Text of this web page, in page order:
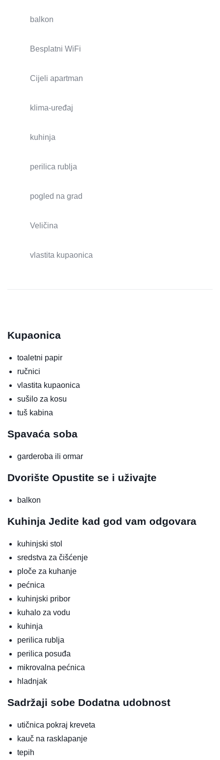
balkon
Besplatni WiFi
Cijeli apartman
klima-uređaj
kuhinja
perilica rublja
pogled na grad
Veličina
vlastita kupaonica
Kupaonica
toaletni papir
ručnici
vlastita kupaonica
sušilo za kosu
tuš kabina
Spavaća soba
garderoba ili ormar
Dvorište Opustite se i uživajte
balkon
Kuhinja Jedite kad god vam odgovara
kuhinjski stol
sredstva za čišćenje
ploče za kuhanje
pećnica
kuhinjski pribor
kuhalo za vodu
kuhinja
perilica rublja
perilica posuđa
mikrovalna pećnica
hladnjak
Sadržaji sobe Dodatna udobnost
utičnica pokraj kreveta
kauč na rasklapanje
tepih